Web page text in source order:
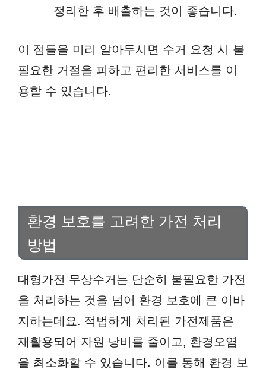
정리한 후 배출하는 것이 좋습니다.
이 점들을 미리 알아두시면 수거 요청 시 불
필요한 거절을 피하고 편리한 서비스를 이
용할 수 있습니다.
환경 보호를 고려한 가전 처리
방법
대형가전 무상수거는 단순히 불필요한 가전
을 처리하는 것을 넘어 환경 보호에 큰 이바
지하는데요. 적법하게 처리된 가전제품은
재활용되어 자원 낭비를 줄이고, 환경오염
을 최소화할 수 있습니다. 이를 통해 환경 보